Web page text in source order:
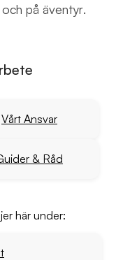
på äventyr.
Vårt Ansvar
& Råd
här under: